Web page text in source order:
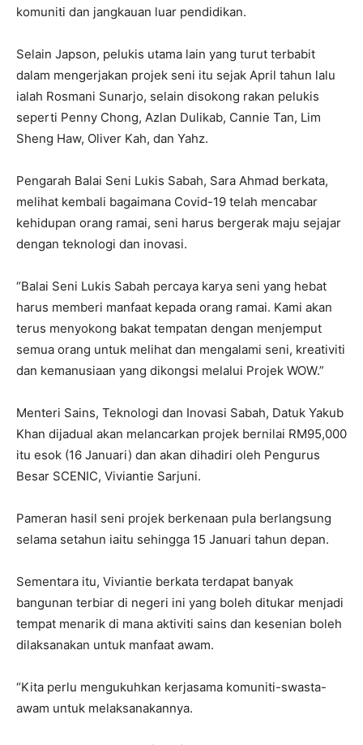
komuniti dan jangkauan luar pendidikan.
Selain Japson, pelukis utama lain yang turut terbabit
dalam mengerjakan projek seni itu sejak April tahun lalu
ialah Rosmani Sunarjo, selain disokong rakan pelukis
seperti Penny Chong, Azlan Dulikab, Cannie Tan, Lim
Sheng Haw, Oliver Kah, dan Yahz.
Pengarah Balai Seni Lukis Sabah, Sara Ahmad berkata,
melihat kembali bagaimana Covid-19 telah mencabar
kehidupan orang ramai, seni harus bergerak maju sejajar
dengan teknologi dan inovasi.
“Balai Seni Lukis Sabah percaya karya seni yang hebat
harus memberi manfaat kepada orang ramai. Kami akan
terus menyokong bakat tempatan dengan menjemput
semua orang untuk melihat dan mengalami seni, kreativiti
dan kemanusiaan yang dikongsi melalui Projek WOW.”
Menteri Sains, Teknologi dan Inovasi Sabah, Datuk Yakub
Khan dijadual akan melancarkan projek bernilai RM95,000
itu esok (16 Januari) dan akan dihadiri oleh Pengurus
Besar SCENIC, Viviantie Sarjuni.
Pameran hasil seni projek berkenaan pula berlangsung
selama setahun iaitu sehingga 15 Januari tahun depan.
Sementara itu, Viviantie berkata terdapat banyak
bangunan terbiar di negeri ini yang boleh ditukar menjadi
tempat menarik di mana aktiviti sains dan kesenian boleh
dilaksanakan untuk manfaat awam.
“Kita perlu mengukuhkan kerjasama komuniti-swasta-
awam untuk melaksanakannya.